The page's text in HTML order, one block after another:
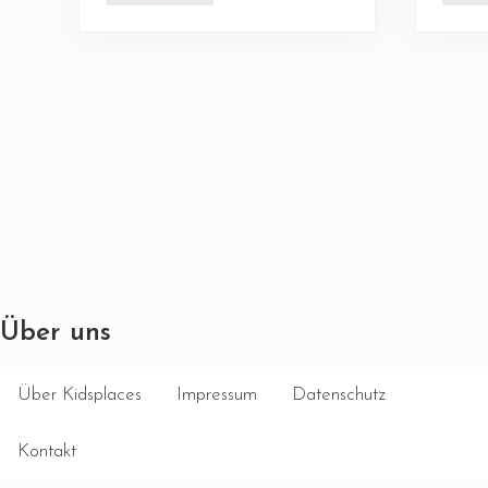
Über uns
Über Kidsplaces Impressum Datenschutz
Kontakt